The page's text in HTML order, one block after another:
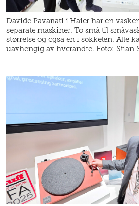
Davide Pavanati i Haier har en
separate maskiner. To små til
størrelse og også en i sokkelen. Alle
uavhengig av hverandre. Foto: Stian